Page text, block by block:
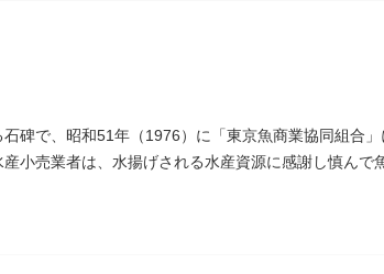
石碑で、昭和51年（1976）に「東京魚商業協同組合
小売業者は、水揚げされる水産資源に感謝し慎んで